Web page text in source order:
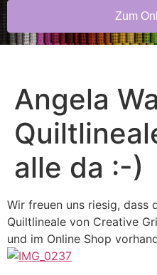
Zum
Angela
alle da :-)
Wir freuen uns riesig, dass
Quiltlineale von Creative
und im Online Shop